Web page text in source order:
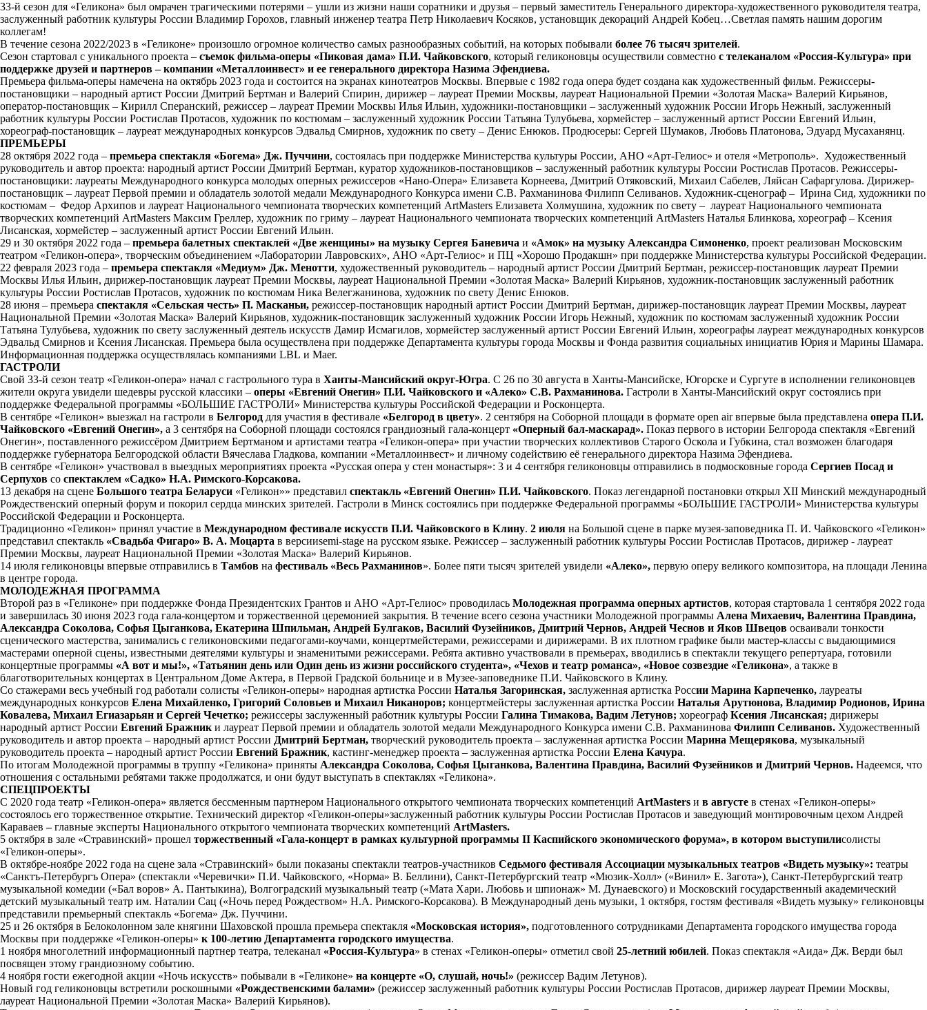
33-й сезон для «Геликона» был омрачен трагическими потерями – ушли из жизни наши соратники и друзья – первый заместитель Генерального директора-художественного руководителя театра,
заслуженный работник культуры России Владимир Горохов, главный инженер театра Петр Николаевич Косяков, установщик декораций Андрей Кобец…Светлая память нашим дорогим
коллегам!
В течение сезона 2022/2023 в «Геликоне» произошло огромное количество самых разнообразных событий, на которых побывали более 76 тысяч зрителей.
Сезон стартовал с уникального проекта – съемок фильма-оперы «Пиковая дама» П.И. Чайковского, который геликоновцы осуществили совместно с телеканалом «Россия-Культура» при
поддержке друзей и партнеров – компании «Металлоинвест» и ее генерального директора Назима Эфендиева.
Премьера фильма-оперы намечена на октябрь 2023 года и состоится на экранах кинотеатров Москвы. Впервые с 1982 года опера будет создана как художественный фильм. Режиссеры-
постановщики – народный артист России Дмитрий Бертман и Валерий Спирин, дирижер – лауреат Премии Москвы, лауреат Национальной Премии «Золотая Маска» Валерий Кирьянов,
оператор-постановщик – Кирилл Сперанский, режиссер – лауреат Премии Москвы Илья Ильин, художники-постановщики – заслуженный художник России Игорь Нежный, заслуженный
работник культуры России Ростислав Протасов, художник по костюмам – заслуженный художник России Татьяна Тулубьева, хормейстер – заслуженный артист России Евгений Ильин,
хореограф-постановщик – лауреат международных конкурсов Эдвальд Смирнов, художник по свету – Денис Енюков. Продюсеры: Сергей Шумаков, Любовь Платонова, Эдуард Мусаханянц.
ПРЕМЬЕРЫ
28 октября 2022 года – премьера спектакля «Богема» Дж. Пуччини, состоялась при поддержке Министерства культуры России, АНО «Арт-Гелиос» и отеля «Метрополь». Художественный
руководитель и автор проекта: народный артист России Дмитрий Бертман, куратор художников-постановщиков – заслуженный работник культуры России Ростислав Протасов. Режиссеры-
постановщики: лауреаты Международного конкурса молодых оперных режиссеров «Нано-Опера» Елизавета Корнеева, Дмитрий Отяковский, Михаил Сабелев, Ляйсан Сафаргулова. Дирижер-
постановщик – лауреат Первой премии и обладатель золотой медали Международного Конкурса имени С.В. Рахманинова Филипп Селиванов. Художник-сценограф – Ирина Сид, художники по
костюмам – Федор Архипов и лауреат Национального чемпионата творческих компетенций ArtMasters Елизавета Холмушина, художник по свету – лауреат Национального чемпионата
творческих компетенций ArtMasters Максим Греллер, художник по гриму – лауреат Национального чемпионата творческих компетенций ArtMasters Наталья Блинкова, хореограф – Ксения
Лисанская, хормейстер – заслуженный артист России Евгений Ильин.
29 и 30 октября 2022 года – премьера балетных спектаклей «Две женщины» на музыку Сергея Баневича и «Амок» на музыку Александра Симоненко, проект реализован Московским
театром «Геликон-опера», творческим объединением «Лаборатории Лавровских», АНО «Арт-Гелиос» и ПЦ «Хорошо Продакшн» при поддержке Министерства культуры Российской Федерации.
22 февраля 2023 года – премьера спектакля «Медиум» Дж. Менотти, художественный руководитель – народный артист России Дмитрий Бертман, режиссер-постановщик лауреат Премии
Москвы Илья Ильин, дирижер-постановщик лауреат Премии Москвы, лауреат Национальной Премии «Золотая Маска» Валерий Кирьянов, художник-постановщик заслуженный работник
культуры России Ростислав Протасов, художник по костюмам Ника Велегжанинова, художник по свету Денис Енюков.
28 июня – премьера спектакля «Сельская честь» П. Масканьи, режиссер-постановщик народный артист России Дмитрий Бертман, дирижер-постановщик лауреат Премии Москвы, лауреат
Национальной Премии «Золотая Маска» Валерий Кирьянов, художник-постановщик заслуженный художник России Игорь Нежный, художник по костюмам заслуженный художник России
Татьяна Тулубьева, художник по свету заслуженный деятель искусств Дамир Исмагилов, хормейстер заслуженный артист России Евгений Ильин, хореографы лауреат международных конкурсов
Эдвальд Смирнов и Ксения Лисанская. Премьера была осуществлена при поддержке Департамента культуры города Москвы и Фонда развития социальных инициатив Юрия и Марины Шамара.
Информационная поддержка осуществлялась компаниями LBL и Maer.
ГАСТРОЛИ
Свой 33-й сезон театр «Геликон-опера» начал с гастрольного тура в Ханты-Мансийский округ-Югра. С 26 по 30 августа в Ханты-Мансийске, Югорске и Сургуте в исполнении геликоновцев
жители округа увидели шедевры русской классики – оперы «Евгений Онегин» П.И. Чайковского и «Алеко» С.В. Рахманинова. Гастроли в Ханты-Мансийский округ состоялись при
поддержке Федеральной программы «БОЛЬШИЕ ГАСТРОЛИ» Министерства культуры Российской Федерации и Росконцерта.
В сентябре «Геликон» выезжал на гастроли в Белгород для участия в фестивале «Белгород в цвету». 2 сентября на Соборной площади в формате open air впервые была представлена опера П.И.
Чайковского «Евгений Онегин», а 3 сентября на Соборной площади состоялся грандиозный гала-концерт «Оперный бал-маскарад». Показ первого в истории Белгорода спектакля «Евгений
Онегин», поставленного режиссёром Дмитрием Бертманом и артистами театра «Геликон-опера» при участии творческих коллективов Старого Оскола и Губкина, стал возможен благодаря
поддержке губернатора Белгородской области Вячеслава Гладкова, компании «Металлоинвест» и личному содействию её генерального директора Назима Эфендиева.
В сентябре «Геликон» участвовал в выездных мероприятиях проекта «Русская опера у стен монастыря»: 3 и 4 сентября геликоновцы отправились в подмосковные города Сергиев Посад и
Серпухов со спектаклем «Садко» Н.А. Римского-Корсакова.
13 декабря на сцене Большого театра Беларуси «Геликон»» представил спектакль «Евгений Онегин» П.И. Чайковского. Показ легендарной постановки открыл XII Минский международный
Рождественский оперный форум и покорил сердца минских зрителей. Гастроли в Минск состоялись при поддержке Федеральной программы «БОЛЬШИЕ ГАСТРОЛИ» Министерства культуры
Российской Федерации и Росконцерта.
Традиционно «Геликон» принял участие в Международном фестивале искусств П.И. Чайковского в Клину. 2 июля на Большой сцене в парке музея-заповедника П. И. Чайковского «Геликон»
представил спектакль «Свадьба Фигаро» В. А. Моцарта в версииsemi-stage на русском языке. Режиссер – заслуженный работник культуры России Ростислав Протасов, дирижер - лауреат
Премии Москвы, лауреат Национальной Премии «Золотая Маска» Валерий Кирьянов.
14 июля геликоновцы впервые отправились в Тамбов на фестиваль «Весь Рахманинов». Более пяти тысяч зрителей увидели «Алеко», первую оперу великого композитора, на площади Ленина
в центре города.
МОЛОДЕЖНАЯ ПРОГРАММА
Второй раз в «Геликоне» при поддержке Фонда Президентских Грантов и АНО «Арт-Гелиос» проводилась Молодежная программа оперных артистов, которая стартовала 1 сентября 2022 года
и завершилась 30 июня 2023 года гала-концертом и торжественной церемонией закрытия. В течение всего сезона участники Молодежной программы Алена Михаевич, Валентина Правдина,
Александра Соколова, Софья Цыганкова, Екатерина Шпильман, Андрей Булгаков, Василий Фузейников, Дмитрий Чернов, Андрей Чеснов и Яков Швецов осваивали тонкости
сценического мастерства, занимались с геликоновскими педагогами-коучами, концертмейстерами, режиссерами и дирижерами. В их плотном графике были мастер-классы с выдающимися
мастерами оперной сцены, известными деятелями культуры и знаменитыми режиссерами. Ребята активно участвовали в премьерах, вводились в спектакли текущего репертуара, готовили
концертные программы «А вот и мы!», «Татьянин день или Один день из жизни российского студента», «Чехов и театр романса», «Новое созвездие «Геликона», а также в
благотворительных концертах в Центральном Доме Актера, в Первой Градской больнице и в Музее-заповеднике П.И. Чайковского в Клину.
Со стажерами весь учебный год работали солисты «Геликон-оперы» народная артистка России Наталья Загоринская, заслуженная артистка России Марина Карпеченко, лауреаты
международных конкурсов Елена Михайленко, Григорий Соловьев и Михаил Никаноров; концертмейстеры заслуженная артистка России Наталья Арутюнова, Владимир Родионов, Ирина
Ковалева, Михаил Егиазарьян и Сергей Чечетко; режиссеры заслуженный работник культуры России Галина Тимакова, Вадим Летунов; хореограф Ксения Лисанская; дирижеры
народный артист России Евгений Бражник и лауреат Первой премии и обладатель золотой медали Международного Конкурса имени С.В. Рахманинова Филипп Селиванов. Художественный
руководитель и автор проекта – народный артист России Дмитрий Бертман, творческий руководитель проекта – заслуженная артистка России Марина Мещерякова, музыкальный
руководитель проекта – народный артист России Евгений Бражник, кастинг-менеджер проекта – заслуженная артистка России Елена Качура.
По итогам Молодежной программы в труппу «Геликона» приняты Александра Соколова, Софья Цыганкова, Валентина Правдина, Василий Фузейников и Дмитрий Чернов. Надеемся, что
отношения с остальными ребятами также продолжатся, и они будут выступать в спектаклях «Геликона».
СПЕЦПРОЕКТЫ
С 2020 года театр «Геликон-опера» является бессменным партнером Национального открытого чемпионата творческих компетенций ArtMasters и в августе в стенах «Геликон-оперы»
состоялось его торжественное открытие. Технический директор «Геликон-оперы»заслуженный работник культуры России Ростислав Протасов и заведующий монтировочным цехом Андрей
Караваев –главные эксперты Национального открытого чемпионата творческих компетенций ArtMasters.
5 октября в зале «Стравинский» прошел торжественный «Гала-концерт в рамках культурной программы II Каспийского экономического форума», в котором выступилисолисты
«Геликон-оперы».
В октябре-ноябре 2022 года на сцене зала «Стравинский» были показаны спектакли театров-участников Седьмого фестиваля Ассоциации музыкальных театров «Видеть музыку»: театры
«Санктъ-Петербургъ Опера» (спектакли «Черевички» П.И. Чайковского, «Норма» В. Беллини), Санкт-Петербургский театр «Мюзик-Холл» («Винил» Е. Загота»), Санкт-Петербургский театр
музыкальной комедии («Бал воров» А. Пантыкина), Волгоградский музыкальный театр («Мата Хари. Любовь и шпионаж» М. Дунаевского) и Московский государственный академический
детский музыкальный театр им. Наталии Сац («Ночь перед Рождеством» Н.А. Римского-Корсакова). В Международный день музыки, 1 октября, гостям фестиваля «Видеть музыку» геликоновцы
представили премьерный спектакль «Богема» Дж. Пуччини.
25 и 26 октября в Белоколонном зале княгини Шаховской прошла премьера спектакля «Московская история», подготовленного сотрудниками Департамента городского имущества города
Москвы при поддержке «Геликон-оперы» к 100-летию Департамента городского имущества.
1 ноября многолетний информационный партнер театра, телеканал «Россия-Культура» в стенах «Геликон-оперы» отметил свой 25-летний юбилей. Показ спектакля «Аида» Дж. Верди был
посвящен этому грандиозному событию.
4 ноября гости ежегодной акции «Ночь искусств» побывали в «Геликоне» на концерте «О, слушай, ночь!» (режиссер Вадим Летунов).
Новый год геликоновцы встретили роскошными «Рождественскими балами» (режиссер заслуженный работник культуры России Ростислав Протасов, дирижер лауреат Премии Москвы,
лауреат Национальной Премии «Золотая Маска» Валерий Кирьянов).